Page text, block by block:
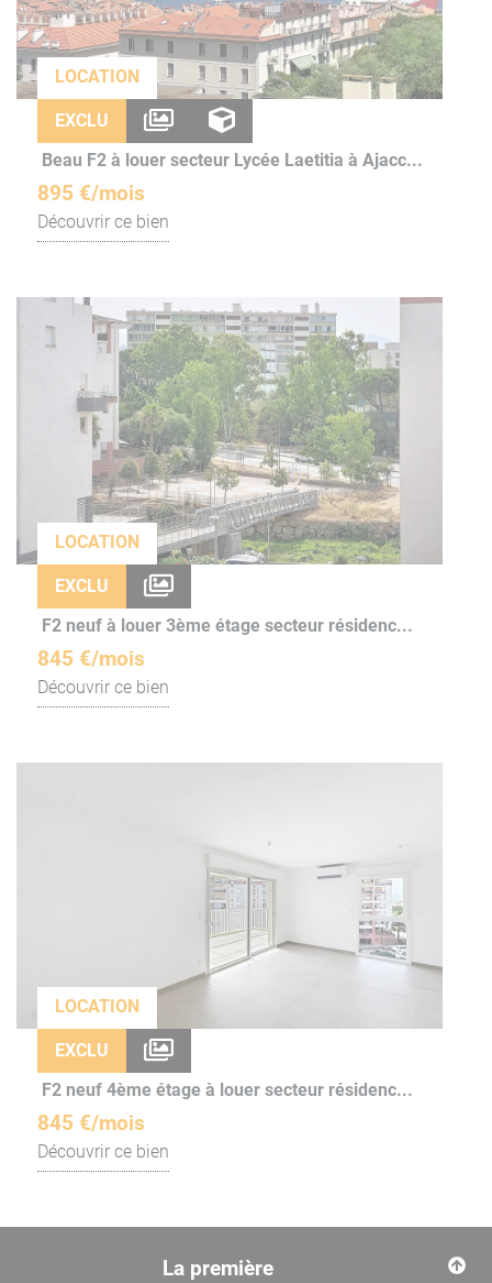
LOCATION
EXCLU
Beau F2 à louer secteur Lycée Laetitia à Ajacc...
895 €/mois
Découvrir ce bien
LOCATION
EXCLU
F2 neuf à louer 3ème étage secteur résidenc...
845 €/mois
Découvrir ce bien
LOCATION
EXCLU
F2 neuf 4ème étage à louer secteur résidenc...
845 €/mois
Découvrir ce bien
La première